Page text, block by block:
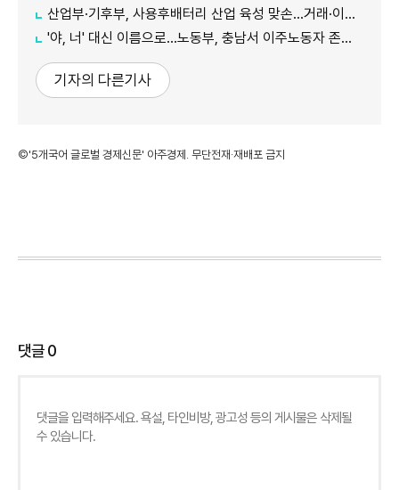
산업부·기후부, 사용후배터리 산업 육성 맞손…거래·이력 플랫폼 조성
'야, 너' 대신 이름으로…노동부, 충남서 이주노동자 존중 캠페인
기자의 다른기사
©'5개국어 글로벌 경제신문' 아주경제. 무단전재·재배포 금지
댓글0